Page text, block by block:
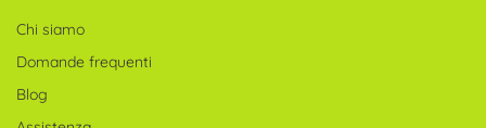
Le
opzioni
essere
Chi siamo
Domande frequenti
Blog